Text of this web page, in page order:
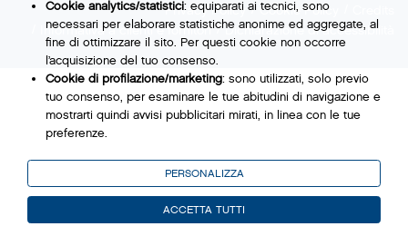
Privacy Policy Cookie Policy
Informativa a clienti e fornitori
Dichiarazione di accessibilità
Cookie analytics/statistici: equiparati ai tecnici, sono
necessari per elaborare statistiche anonime ed aggregate, al
fine di ottimizzare il sito. Per questi cookie non occorre
l’acquisizione del tuo consenso.
Cookie di profilazione/marketing: sono utilizzati, solo previo
tuo consenso, per esaminare le tue abitudini di navigazione e
mostrarti quindi avvisi pubblicitari mirati, in linea con le tue
preferenze.
Ti chiediamo di effettuare le tue scelte sull’utilizzo dei cookie di
profilazione, selezionando uno dei bottoni sotto riportati. Puoi
avere maggiori dettagli visionandol’Informativa estesa cookie
La chiusura del presente banner comporterà il permanere dei
PERSONALIZZA
ACCETTA TUTTI